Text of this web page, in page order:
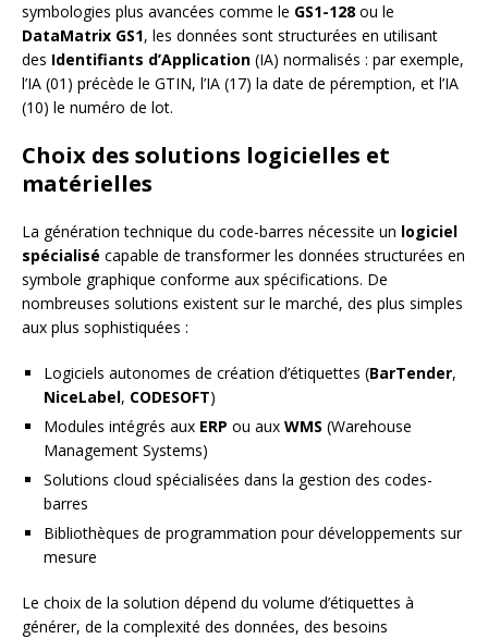
symbologies plus avancées comme le GS1-128 ou le
DataMatrix GS1, les données sont structurées en utilisant
des Identifiants d’Application (IA) normalisés : par exemple,
l’IA (01) précède le GTIN, l’IA (17) la date de péremption, et l’IA
(10) le numéro de lot.
Choix des solutions logicielles et
matérielles
La génération technique du code-barres nécessite un logiciel
spécialisé capable de transformer les données structurées en
symbole graphique conforme aux spécifications. De
nombreuses solutions existent sur le marché, des plus simples
aux plus sophistiquées :
Logiciels autonomes de création d’étiquettes (BarTender,
NiceLabel, CODESOFT)
Modules intégrés aux ERP ou aux WMS (Warehouse
Management Systems)
Solutions cloud spécialisées dans la gestion des codes-
barres
Bibliothèques de programmation pour développements sur
mesure
Le choix de la solution dépend du volume d’étiquettes à
générer, de la complexité des données, des besoins